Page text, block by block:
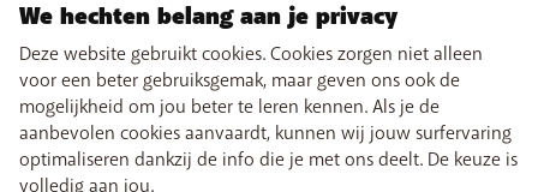
We hechten belang aan je privacy
Deze website gebruikt cookies. Cookies zorgen niet alleen
voor een beter gebruiksgemak, maar geven ons ook de
mogelijkheid om jou beter te leren kennen. Als je de
aanbevolen cookies aanvaardt, kunnen wij jouw surfervaring
optimaliseren dankzij de info die je met ons deelt. De keuze is
volledig aan jou.